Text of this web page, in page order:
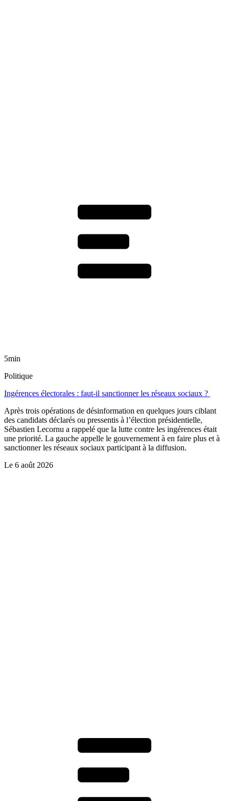
5min
Politique
Ingérences électorales : faut-il sanctionner les réseaux sociaux ?
Après trois opérations de désinformation en quelques jours ciblant
des candidats déclarés ou pressentis à l’élection présidentielle,
Sébastien Lecornu a rappelé que la lutte contre les ingérences était
une priorité. La gauche appelle le gouvernement à en faire plus et à
sanctionner les réseaux sociaux participant à la diffusion.
Le 6 août 2026